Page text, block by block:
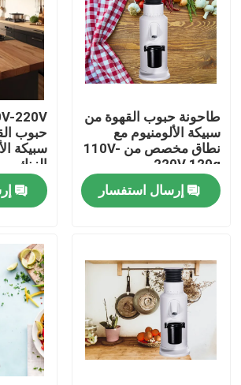
عرض الواقع الافتراضي
معلومات عنا
جولة في المعمل
مراقبة الجودة
حالات
مطحنة حبوب البن
طاحونة حبوب القهوة من
سبيكة الألومنيوم مع
نطاق مخصص من 110V-
220V 120g
إرسال استفسار
حبوب
سبيكة
الزنك